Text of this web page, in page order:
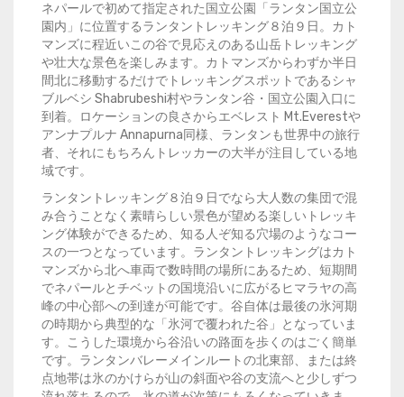
ネパールで初めて指定された国立公園「ランタン国立公
園内」に位置するランタントレッキング８泊９日。カト
マンズに程近いこの谷で見応えのある山岳トレッキング
や壮大な景色を楽しみます。カトマンズからわずか半日
間北に移動するだけでトレッキングスポットであるシャ
ブルベシ Shabrubeshi村やランタン谷・国立公園入口に
到着。ロケーションの良さからエベレスト Mt.Everestや
アンナプルナ Annapurna同様、ランタンも世界中の旅行
者、それにもちろんトレッカーの大半が注目している地
域です。
ランタントレッキング８泊９日でなら大人数の集団で混
み合うことなく素晴らしい景色が望める楽しいトレッキ
ング体験ができるため、知る人ぞ知る穴場のようなコー
スの一つとなっています。ランタントレッキングはカト
マンズから北へ車両で数時間の場所にあるため、短期間
でネパールとチベットの国境沿いに広がるヒマラヤの高
峰の中心部への到達が可能です。谷自体は最後の氷河期
の時期から典型的な「氷河で覆われた谷」となっていま
す。こうした環境から谷沿いの路面を歩くのはごく簡単
です。ランタンバレーメインルートの北東部、または終
点地帯は氷のかけらが山の斜面や谷の支流へと少しずつ